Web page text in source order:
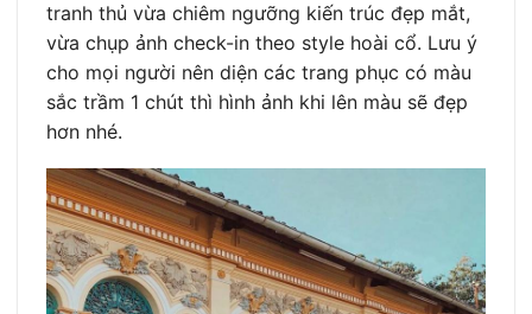
tranh thủ vừa chiêm ngưỡng kiến trúc đẹp mắt,
vừa chụp ảnh check-in theo style hoài cổ. Lưu ý
cho mọi người nên diện các trang phục có màu
sắc trầm 1 chút thì hình ảnh khi lên màu sẽ đẹp
hơn nhé.